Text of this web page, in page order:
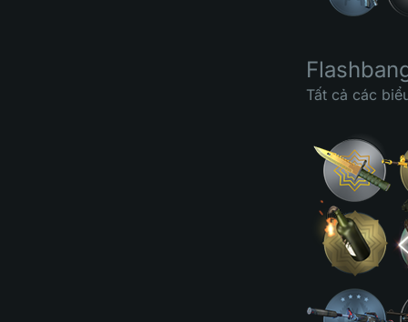
Tất cả các